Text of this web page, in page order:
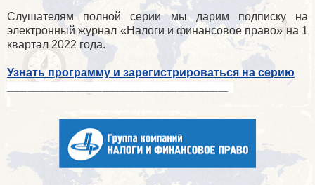
Слушателям полной серии мы дарим подписку на
электронный журнал «Налоги и финансовое право» на 1
квартал 2022 года.
Узнать программу и зарегистрироваться на серию